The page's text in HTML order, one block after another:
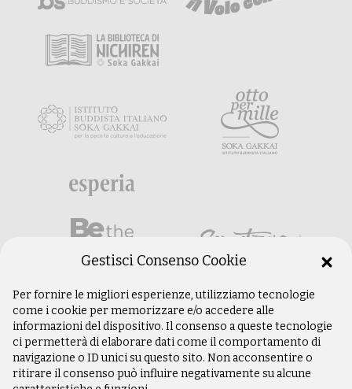
Gestisci Consenso Cookie
Per fornire le migliori esperienze, utilizziamo tecnologie
come i cookie per memorizzare e/o accedere alle
informazioni del dispositivo. Il consenso a queste tecnologie
ci permetterà di elaborare dati come il comportamento di
navigazione o ID unici su questo sito. Non acconsentire o
ritirare il consenso può influire negativamente su alcune